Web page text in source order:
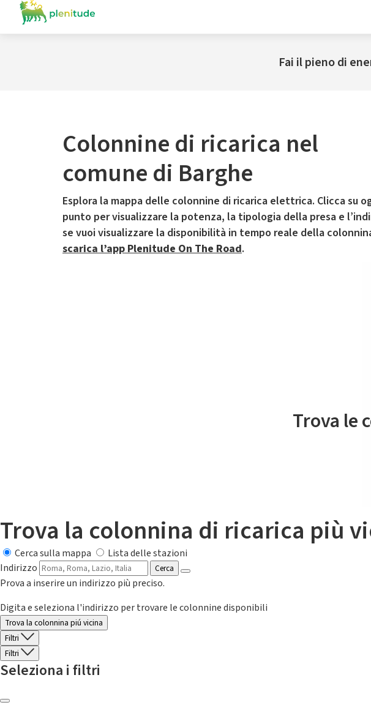
Fai il pieno di
Colonnine di ricarica nel
comune di Barghe
Esplora la mappa delle colonnine di ricarica elettrica. Clicca su
punto per visualizzare la potenza, la tipologia della presa e
se vuoi visualizzare la disponibilità in tempo reale della
scarica l’app Plenitude On The Road.
Il servizio di mobilità
Trova le
Trova la colonnina di ricarica più
Cerca sulla mappa
Lista delle stazioni
Indirizzo
Cerca
Prova a inserire un indirizzo più preciso.
Digita e seleziona l'indirizzo per trovare le colonnine disponibili
Trova la colonnina piú vicina
Filtri
Filtri
Seleziona i filtri